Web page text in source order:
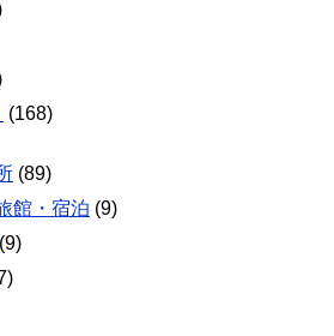
(168)
(89)
館・宿泊 (9)
(9)